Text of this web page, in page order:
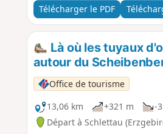
dans les prairies et les forêts.
randonneurs rejoignent
possible. Ensuite, l'itinéraire
l'ascension mène au sommet
panoramique jusqu'au
redescend en pente douce
Télécharger le PDF
Là où les tuyaux
autour du
Office de tourisme
13,06 km
+321 m -
Départ à Schlettau